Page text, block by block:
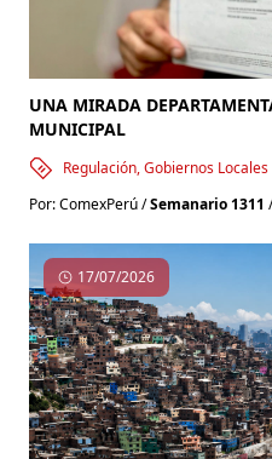
UNA MIRADA
MUNICIPAL
Regulación, Gobiernos Locales
Por: ComexPerú /Semanario 1311
17/07/2026